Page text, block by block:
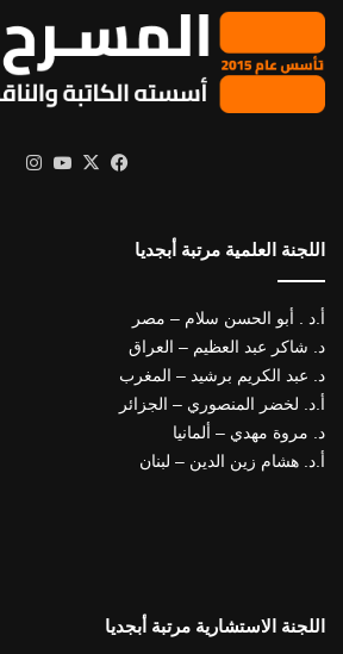
فيسبوك
X يوتيوب
اللجنة العلمية مرتبة أبجديا
أ.د . أبو الحسن سلام – مصر
د. شاكر عبد العظيم – العراق
د. عبد الكريم برشيد – المغرب
أ.د. لخضر المنصوري – الجزائر
د. مروة مهدي – ألمانيا
أ.د. هشام زين الدين – لبنان
اللجنة الاستشارية مرتبة أبجديا